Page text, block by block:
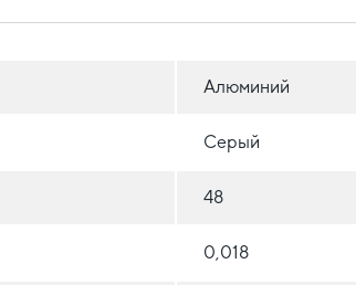
Алюминий
Серый
48
0,018